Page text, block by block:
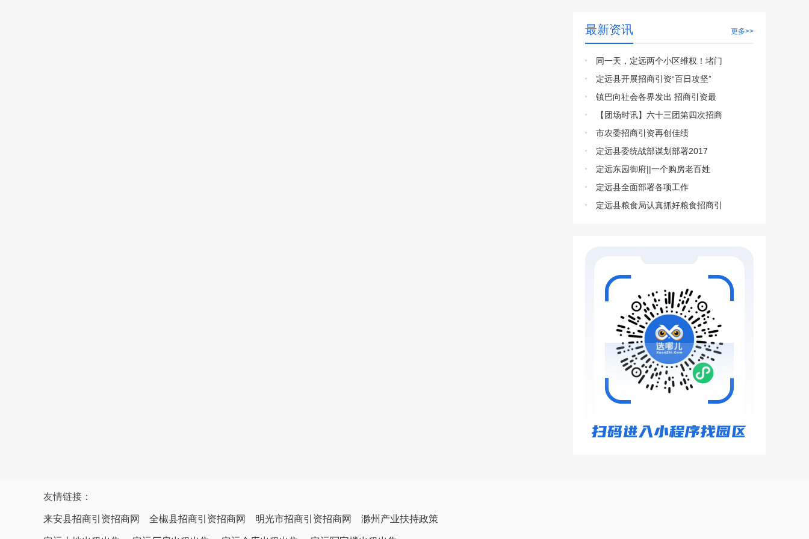
最新资讯 更多>>
同一天，定远两个小区维权！堵门
定远县开展招商引资“百日攻坚”
镇巴向社会各界发出 招商引资最
【团场时讯】六十三团第四次招商
市农委招商引资再创佳绩
定远县委统战部谋划部署2017
定远东园御府||一个购房老百姓
定远县全面部署各项工作
定远县粮食局认真抓好粮食招商引
友情链接：
来安县招商引资招商网 全椒县招商引资招商网 明光市招商引资招商网 滁州产业扶持政策